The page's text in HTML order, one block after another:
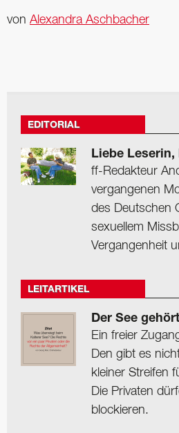
von Alexandra Aschbacher
EDITORIAL
Liebe Leserin,
ff-Redakteur
vergangenen
des Deutschen
sexuellem
Vergangenheit
LEITARTIKEL
Der See
Ein freier
Den gibt es
kleiner Streifen
Die Privaten
blockieren.